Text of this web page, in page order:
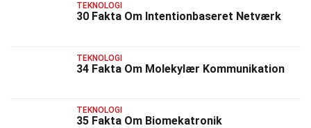
TEKNOLOGI
30 Fakta Om Intentionbaseret Netværk
TEKNOLOGI
34 Fakta Om Molekylær Kommunikation
TEKNOLOGI
35 Fakta Om Biomekatronik